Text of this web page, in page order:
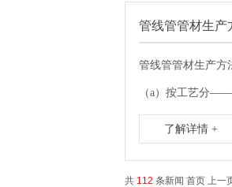
管线管管材生产
管线管管材生产
（a）按工艺分
了解详情 +
共 112 条新闻 首页 上一